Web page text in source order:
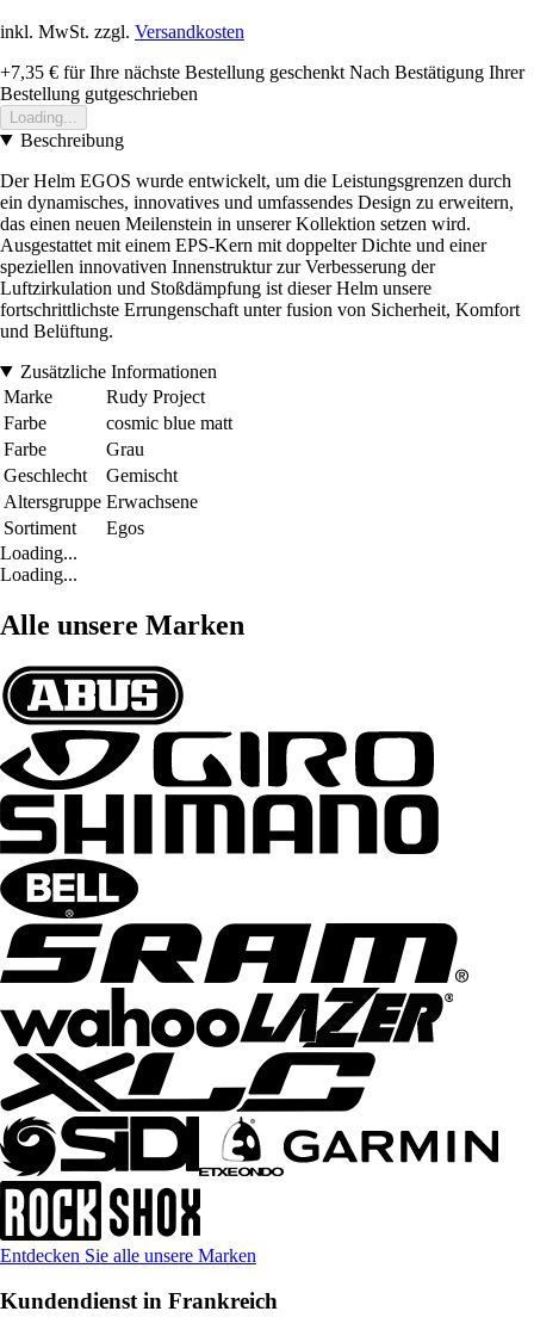
inkl. MwSt. zzgl. Versandkosten
+7,35 € für Ihre nächste Bestellung geschenkt Nach Bestätigung Ihrer
Bestellung gutgeschrieben
Loading...
Beschreibung
Der Helm EGOS wurde entwickelt, um die Leistungsgrenzen durch
ein dynamisches, innovatives und umfassendes Design zu erweitern,
das einen neuen Meilenstein in unserer Kollektion setzen wird.
Ausgestattet mit einem EPS-Kern mit doppelter Dichte und einer
speziellen innovativen Innenstruktur zur Verbesserung der
Luftzirkulation und Stoßdämpfung ist dieser Helm unsere
fortschrittlichste Errungenschaft unter fusion von Sicherheit, Komfort
und Belüftung.
Zusätzliche Informationen
Marke
Rudy Project
Farbe
cosmic blue matt
Farbe
Grau
Geschlecht
Gemischt
Altersgruppe Erwachsene
Sortiment
Egos
Loading...
Loading...
Alle unsere Marken
Entdecken Sie alle unsere Marken
Kundendienst in Frankreich